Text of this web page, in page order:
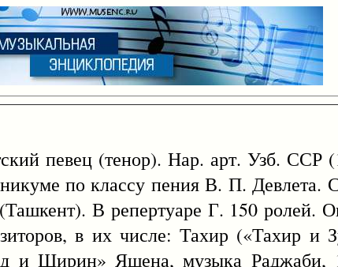
певец (тенор). Нар. арт. Узб. ССР
по классу пения В. П. Девлета.
В репертуаре Г. 150 ролей.
в их числе: Тахир («Тахир и
и Ширин» Яшена, музыка Раджаби,